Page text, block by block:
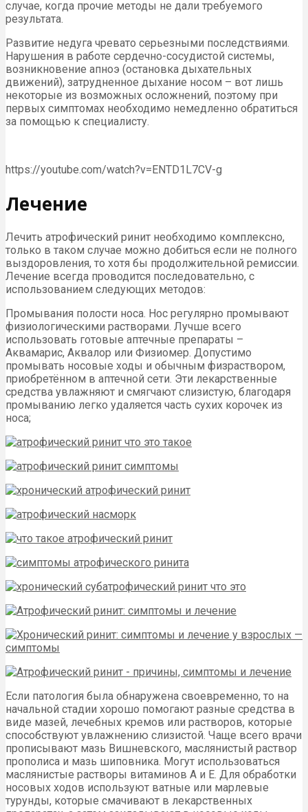
случае, когда прочие методы не дали требуемого
результата.
Развитие недуга чревато серьезными последствиями.
Нарушения в работе сердечно-сосудистой системы,
возникновение апноэ (остановка дыхательных
движений), затрудненное дыхание носом – вот лишь
некоторые из возможных осложнений, поэтому при
первых симптомах необходимо немедленно обратиться
за помощью к специалисту.
https://youtube.com/watch?v=ENTD1L7CV-g
Лечение
Лечить атрофический ринит необходимо комплексно,
только в таком случае можно добиться если не полного
выздоровления, то хотя бы продолжительной ремиссии.
Лечение всегда проводится последовательно, с
использованием следующих методов:
Промывания полости носа. Нос регулярно промывают
физиологическими растворами. Лучше всего
использовать готовые аптечные препараты –
Аквамарис, Аквалор или Физиомер. Допустимо
промывать носовые ходы и обычным физраствором,
приобретённом в аптечной сети. Эти лекарственные
средства увлажняют и смягчают слизистую, благодаря
промыванию легко удаляется часть сухих корочек из
носа;
Если патология была обнаружена своевременно, то на
начальной стадии хорошо помогают разные средства в
виде мазей, лечебных кремов или растворов, которые
способствуют увлажнению слизистой. Чаще всего врачи
прописывают мазь Вишневского, маслянистый раствор
прополиса и мазь шиповника. Могут использоваться
маслянистые растворы витаминов А и Е. Для обработки
носовых ходов используют ватные или марлевые
турунды, которые смачивают в лекарственных